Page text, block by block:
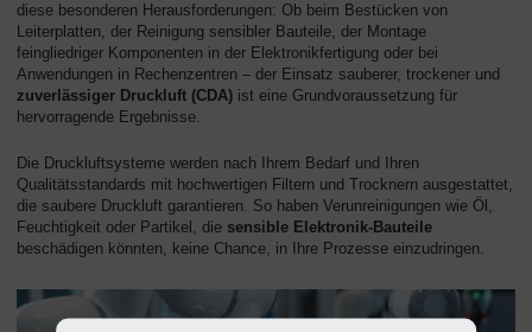
diese besonderen Herausforderungen: Ob beim Bestücken von
Leiterplatten, der Reinigung sensibler Bauteile, der Montage
feingliedriger Komponenten in der Elektronikfertigung oder bei
Anwendungen in Rechenzentren – der Einsatz sauberer, trockener und
zuverlässiger Druckluft (CDA) ist eine Grundvoraussetzung für
hervorragende Ergebnisse.
Die Druckluftsysteme werden nach Ihrem Bedarf und Ihren
Qualitätsstandards mit hochwertigen Filtern und Trocknern ausgestattet,
die saubere Druckluft garantieren. So haben Verunreinigungen wie Öl,
Feuchtigkeit oder Partikel, die sensible Elektronik-Bauteile
beschädigen könnten, keine Chance, in Ihre Prozesse einzudringen.